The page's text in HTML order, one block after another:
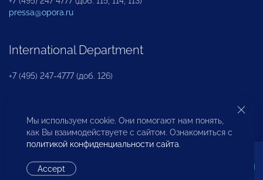
pressa@opora.ru
International Department
+7 (495) 247-4777 (доб. 126)
Business and Investment Rights Protection
Department
Мы используем cookie. Они помогают нам понять,
как Вы взаимодействуете с сайтом. Ознакомиться с
политикой конфиденциальности сайта.
Accept